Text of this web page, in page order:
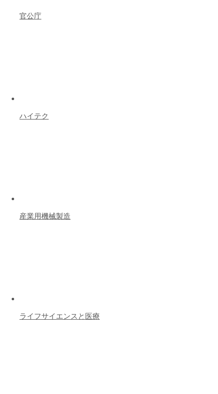
官公庁
ハイテク
産業用機械製造
ライフサイエンスと医療